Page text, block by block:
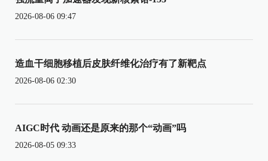
2026-08-06 09:47
造血干细胞移植后皮肤纤维化治疗有了新靶点
2026-08-06 02:30
AIGC时代 动画还是原来的那个“动画”吗
2026-08-05 09:33